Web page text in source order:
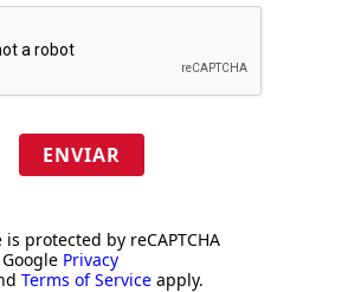
ENVIAR
is protected by reCAPTCHA
Privacy
Terms of Service apply.